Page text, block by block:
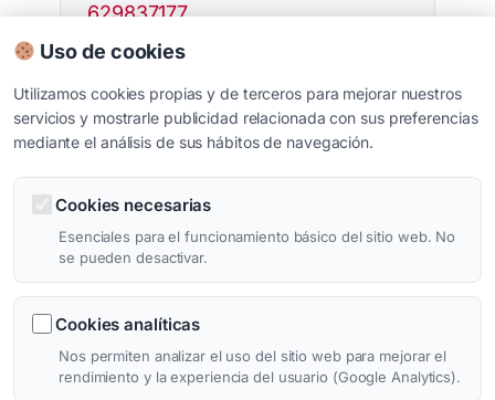
629837177
Uso de cookies
Utilizamos cookies propias y de terceros para mejorar nuestros
servicios y mostrarle publicidad relacionada con sus preferencias
mediante el análisis de sus hábitos de navegación.
Cookies necesarias
Esenciales para el funcionamiento básico del sitio web. No
se pueden desactivar.
Cookies analíticas
Nos permiten analizar el uso del sitio web para mejorar el
rendimiento y la experiencia del usuario (Google Analytics).